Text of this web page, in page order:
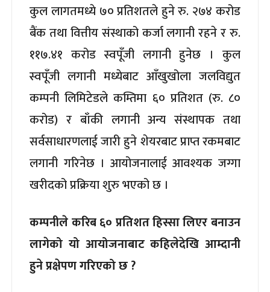
कुल लागतमध्ये ७० प्रतिशतले हुने रु. २७४ करोड
बैंक तथा वित्तीय संस्थाको कर्जा लगानी रहने र रु.
११७.४१ करोड स्वपूँजी लगानी हुनेछ । कुल
स्वपूँजी लगानी मध्येबाट आँखुखोला जलविद्युत
कम्पनी लिमिटेडले कम्तिमा ६० प्रतिशत (रु. ८०
करोड) र बाँकी लगानी अन्य संस्थापक तथा
सर्वसाधारणलाई जारी हुने शेयरबाट प्राप्त रकमबाट
लगानी गरिनेछ । आयोजनालाई आवश्यक जग्गा
खरीदको प्रक्रिया शुरु भएको छ ।
कम्पनीले करिब ६० प्रतिशत हिस्सा लिएर बनाउन
लागेको यो आयोजनाबाट कहिलेदेखि आम्दानी
हुने प्रक्षेपण गरिएको छ ?